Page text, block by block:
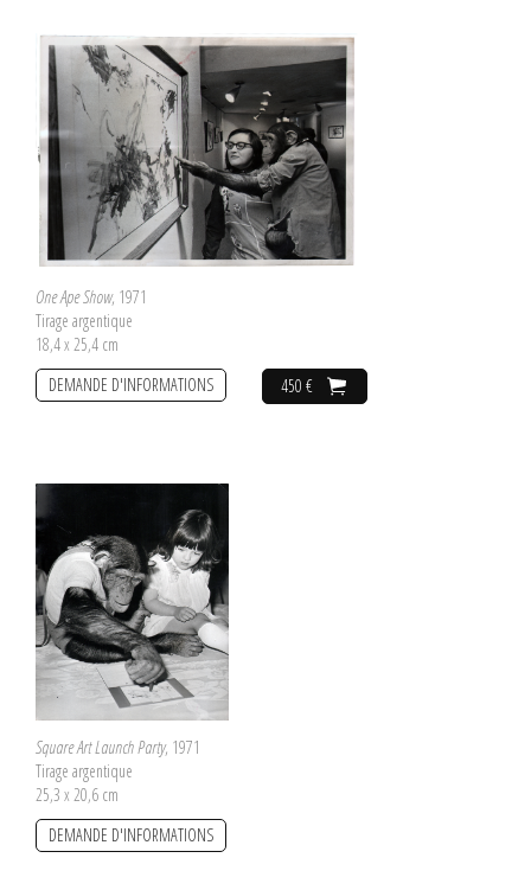
One Ape Show, 1971
Tirage argentique
18,4 x 25,4 cm
450 €
DEMANDE D'INFORMATIONS
Square Art Launch Party, 1971
Tirage argentique
25,3 x 20,6 cm
DEMANDE D'INFORMATIONS